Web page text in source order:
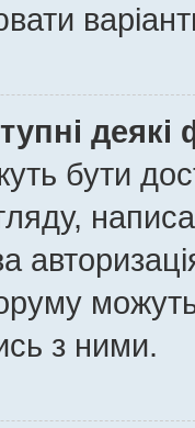
бути
з ними.